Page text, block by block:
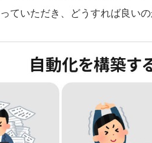
ていただき、どうすれば良いの